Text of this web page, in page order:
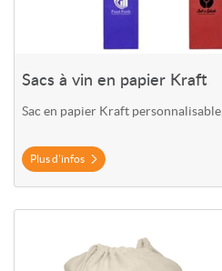
Sacs à vin en papier Kraft
Sac en papier Kraft
Plus d'infos